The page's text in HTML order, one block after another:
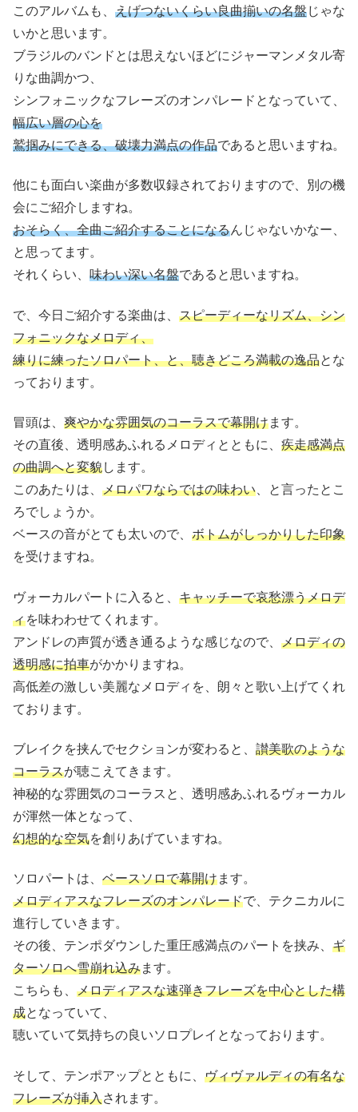
このアルバムも、 えげつないくらい良曲揃いの名盤じゃな
いかと思います。
ブラジルのバンドとは思えないほどにジャーマンメタル寄
りな曲調かつ、
シンフォニックなフレーズのオンパレードとなっていて、
幅広い層の心を
鷲掴みにできる、破壊力満点の作品であると思いますね。
他にも面白い楽曲が多数収録されておりますので、別の機
会にご紹介しますね。
おそらく、全曲ご紹介することになるんじゃないかなー、
と思ってます。
それくらい、 味わい深い名盤であると思いますね。
で、今日ご紹介する楽曲は、 スピーディーなリズム、シン
フォニックなメロディ、
練りに練ったソロパート、と、聴きどころ満載の逸品とな
っております。
冒頭は、 爽やかな雰囲気のコーラスで幕開けます。
その直後、透明感あふれるメロディとともに、 疾走感満点
の曲調へと変貌します。
このあたりは、 メロパワならではの味わい 、と言ったとこ
ろでしょうか。
ベースの音がとても太いので、 ボトムがしっかりした印象
を受けますね。
ヴォーカルパートに入ると、 キャッチーで哀愁漂うメロデ
ィを味わわせてくれます。
アンドレの声質が透き通るような感じなので、 メロディの
透明感に拍車がかかりますね。
高低差の激しい美麗なメロディを、朗々と歌い上げてくれ
ております。
ブレイクを挟んでセクションが変わると、 讃美歌のような
コーラスが聴こえてきます。
神秘的な雰囲気のコーラスと、透明感あふれるヴォーカル
が渾然一体となって、
幻想的な空気を創りあげていますね。
ソロパートは、 ベースソロで幕開けます。
メロディアスなフレーズのオンパレードで、テクニカルに
進行していきます。
その後、テンポダウンした重圧感満点のパートを挟み、 ギ
ターソロへ雪崩れ込みます。
こちらも、 メロディアスな速弾きフレーズを中心とした構
成となっていて、
聴いていて気持ちの良いソロプレイとなっております。
そして、テンポアップとともに、 ヴィヴァルディの有名な
フレーズが挿入されます。